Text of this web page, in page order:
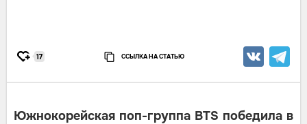
17 ССЫЛКА НА СТАТЬЮ
Южнокорейская поп-группа BTS победила в